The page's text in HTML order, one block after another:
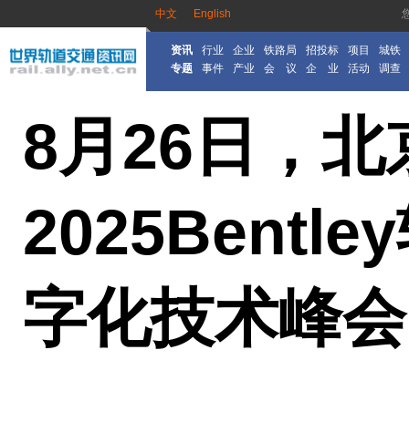
中文 English
资讯 行业 企业 铁路局 招投标 项目
城铁
专题
事件 产业 会 议 企 业 活动 调查
8月26日，北
字化技术峰会